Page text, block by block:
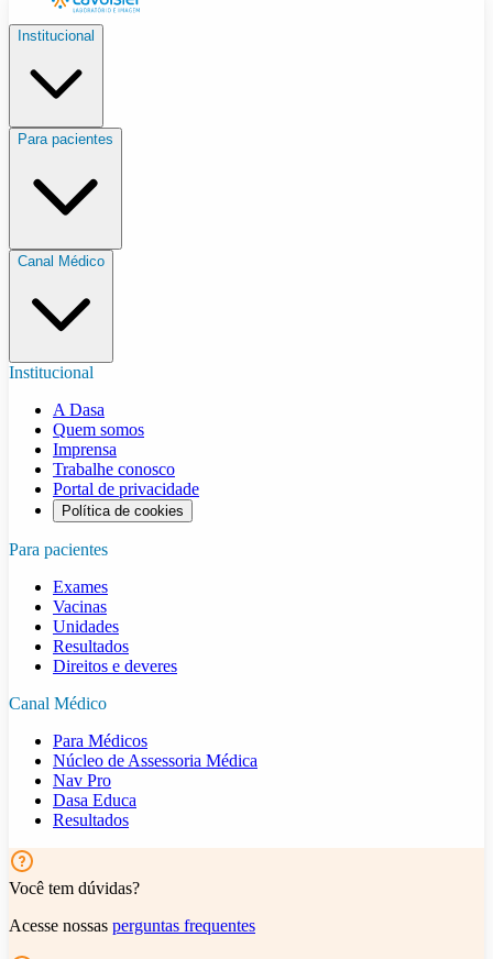
Institucional
Para pacientes
Canal Médico
Institucional
A Dasa
Quem somos
Imprensa
Trabalhe conosco
Portal de privacidade
Política de cookies
Para pacientes
Exames
Vacinas
Unidades
Resultados
Direitos e deveres
Canal Médico
Para Médicos
Núcleo de Assessoria Médica
Nav Pro
Dasa Educa
Resultados
Você tem dúvidas?
Acesse nossas perguntas frequentes